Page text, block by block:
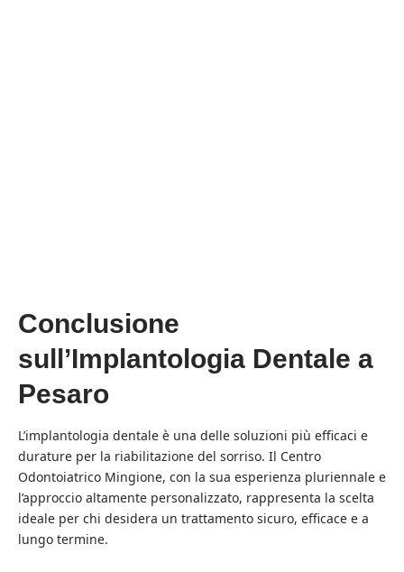
Conclusione
sull’Implantologia Dentale a
Pesaro
L’implantologia dentale è una delle soluzioni più efficaci e
durature per la riabilitazione del sorriso. Il Centro
Odontoiatrico Mingione, con la sua esperienza pluriennale e
l’approccio altamente personalizzato, rappresenta la scelta
ideale per chi desidera un trattamento sicuro, efficace e a
lungo termine.